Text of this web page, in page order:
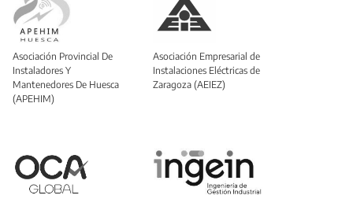
Asociación Provincial De
Instaladores Y
Mantenedores De Huesca
(APEHIM)
Asociación Empresarial de
Instalaciones Eléctricas de
Zaragoza (AEIEZ)